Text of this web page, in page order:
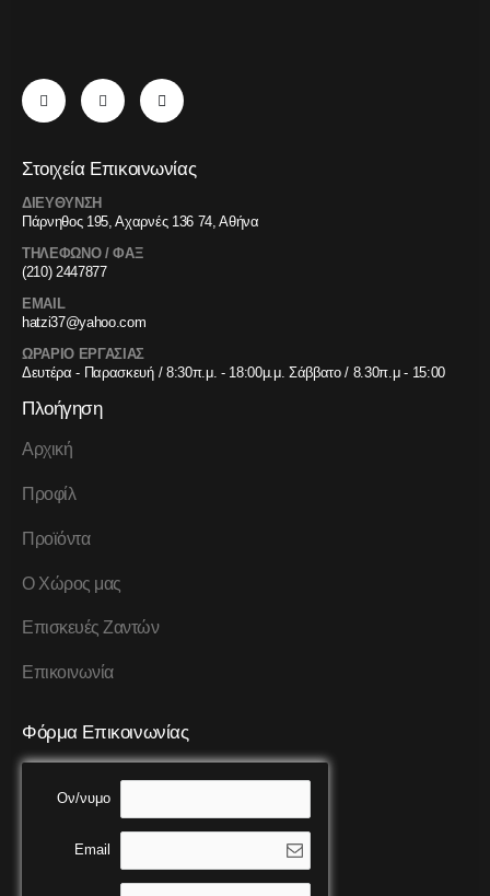
Στοιχεία Επικοινωνίας
ΔΙΕΥΘΥΝΣΗ
Πάρνηθος 195, Αχαρνές 136 74, Αθήνα
ΤΗΛΕΦΩΝΟ / ΦΑΞ
(210) 2447877
EMAIL
hatzi37@yahoo.com
ΩΡΑΡΙΟ ΕΡΓΑΣΙΑΣ
Δευτέρα - Παρασκευή / 8:30π.μ. - 18:00μ.μ. Σάββατο / 8.30π.μ - 15:00
Πλοήγηση
Αρχική
Προφίλ
Προϊόντα
Ο Χώρος μας
Επισκευές Ζαντών
Επικοινωνία
Φόρμα Επικοινωνίας
Ον/νυμο
Email